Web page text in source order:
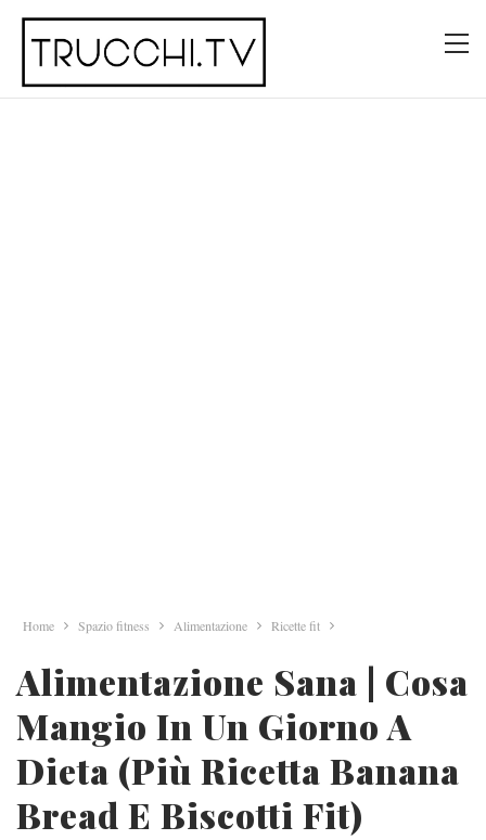
Home Spazio fitness Alimentazione Ricette fit
Alimentazione Sana | Cosa
Mangio In Un Giorno A
Dieta (Più Ricetta Banana
Bread E Biscotti Fit)